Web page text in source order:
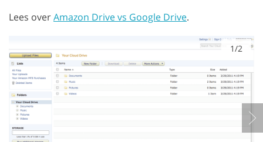
Lees overAmazon Drive vs Google Drive.
1/2